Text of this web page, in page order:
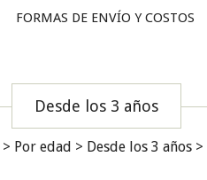
FORMAS DE ENVÍO Y COSTOS
Desde los 3 años
> Por edad > Desde los 3 años >